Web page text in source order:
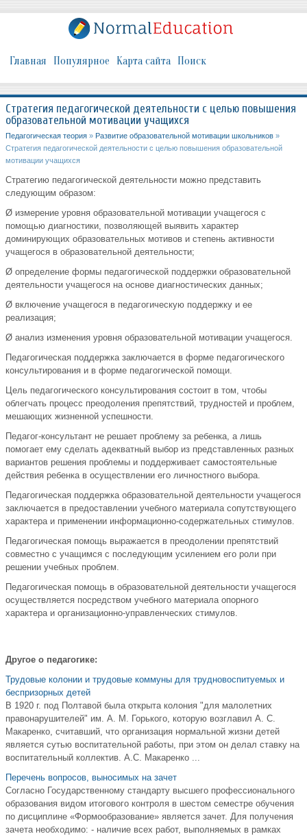
Главная Популярное Карта сайта Поиск
Стратегия педагогической деятельности с целью повышения
образовательной мотивации учащихся
Педагогическая теория » Развитие образовательной мотивации школьников »
Стратегия педагогической деятельности с целью повышения образовательной
мотивации учащихся
Стратегию педагогической деятельности можно представить
следующим образом:
Ø измерение уровня образовательной мотивации учащегося с
помощью диагностики, позволяющей выявить характер
доминирующих образовательных мотивов и степень активности
учащегося в образовательной деятельности;
Ø определение формы педагогической поддержки образовательной
деятельности учащегося на основе диагностических данных;
Ø включение учащегося в педагогическую поддержку и ее
реализация;
Ø анализ изменения уровня образовательной мотивации учащегося.
Педагогическая поддержка заключается в форме педагогического
консультирования и в форме педагогической помощи.
Цель педагогического консультирования состоит в том, чтобы
облегчать процесс преодоления препятствий, трудностей и проблем,
мешающих жизненной успешности.
Педагог‐консультант не решает проблему за ребенка, а лишь
помогает ему сделать адекватный выбор из представленных разных
вариантов решения проблемы и поддерживает самостоятельные
действия ребенка в осуществлении его личностного выбора.
Педагогическая поддержка образовательной деятельности учащегося
заключается в предоставлении учебного материала сопутствующего
характера и применении информационно‐содержательных стимулов.
Педагогическая помощь выражается в преодолении препятствий
совместно с учащимся с последующим усилением его роли при
решении учебных проблем.
Педагогическая помощь в образовательной деятельности учащегося
осуществляется посредством учебного материала опорного
характера и организационно‐управленческих стимулов.
Другое о педагогике:
Трудовые колонии и трудовые коммуны для трудновоспитуемых и
беспризорных детей
В 1920 г. под Полтавой была открыта колония "для малолетних
правонарушителей" им. А. М. Горького, которую возглавил А. С.
Макаренко, считавший, что организация нормальной жизни детей
является сутью воспитательной работы, при этом он делал ставку на
воспитательный коллектив. А.С. Макаренко ...
Перечень вопросов, выносимых на зачет
Согласно Государственному стандарту высшего профессионального
образования видом итогового контроля в шестом семестре обучения
по дисциплине «Формообразование» является зачет. Для получения
зачета необходимо: - наличие всех работ, выполняемых в рамках